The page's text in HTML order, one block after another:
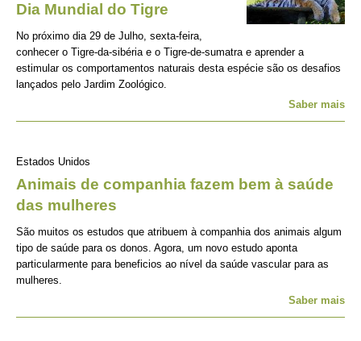
Dia Mundial do Tigre
No próximo dia 29 de Julho, sexta-feira,
conhecer o Tigre-da-sibéria e o Tigre-de-sumatra e aprender a
estimular os comportamentos naturais desta espécie são os desafios
lançados pelo Jardim Zoológico.
Saber mais
Estados Unidos
Animais de companhia fazem bem à saúde
das mulheres
São muitos os estudos que atribuem à companhia dos animais algum
tipo de saúde para os donos. Agora, um novo estudo aponta
particularmente para beneficios ao nível da saúde vascular para as
mulheres.
Saber mais